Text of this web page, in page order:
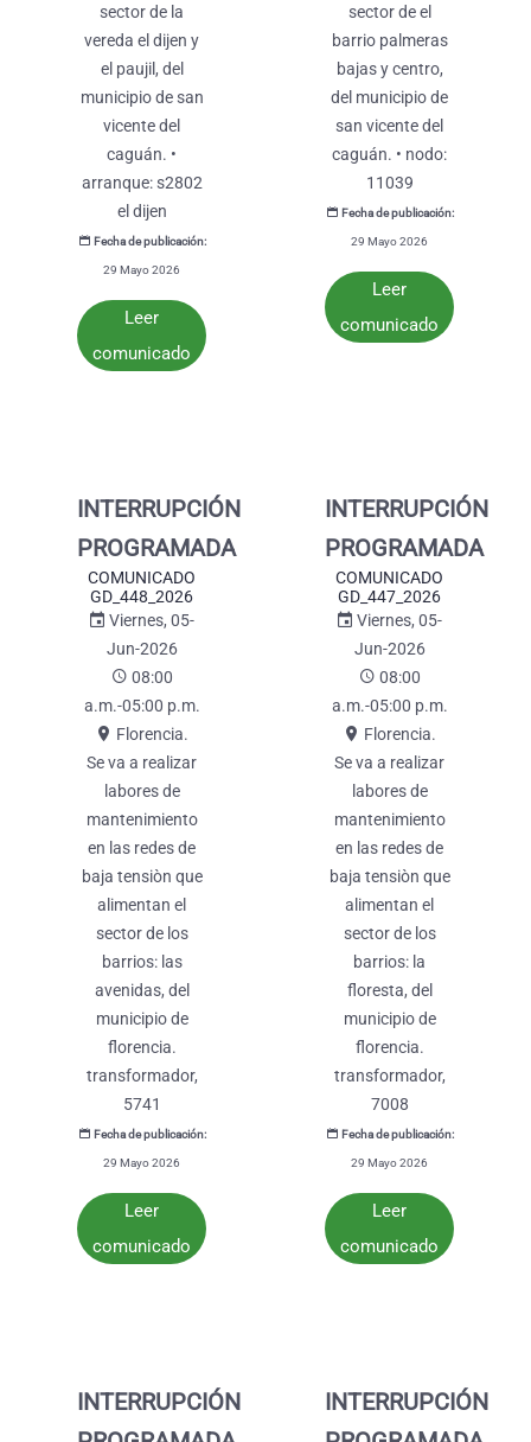
sector de la
vereda el dijen y
el paujil, del
municipio de san
vicente del
caguán. •
arranque: s2802
el dijen
Fecha de publicación:
29 Mayo 2026
Leer
comunicado
sector de el
barrio palmeras
bajas y centro,
del municipio de
san vicente del
caguán. • nodo:
11039
Fecha de publicación:
29 Mayo 2026
Leer
comunicado
INTERRUPCIÓN
PROGRAMADA
COMUNICADO
GD_448_2026
Viernes, 05-
Jun-2026
08:00
a.m.-05:00 p.m.
Florencia.
se va a realizar
labores de
mantenimiento
en las redes de
baja tensiòn que
alimentan el
sector de los
barrios: las
avenidas, del
municipio de
florencia.
transformador,
5741
Fecha de publicación:
29 Mayo 2026
Leer
comunicado
INTERRUPCIÓN
PROGRAMADA
COMUNICADO
GD_447_2026
Viernes, 05-
Jun-2026
08:00
a.m.-05:00 p.m.
Florencia.
se va a realizar
labores de
mantenimiento
en las redes de
baja tensiòn que
alimentan el
sector de los
barrios: la
floresta, del
municipio de
florencia.
transformador,
7008
Fecha de publicación:
29 Mayo 2026
Leer
comunicado
INTERRUPCIÓN
INTERRUPCIÓN